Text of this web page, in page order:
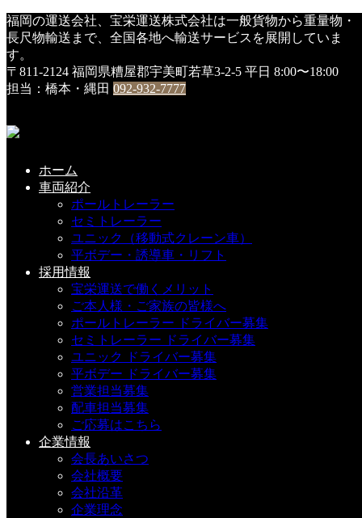
福岡の運送会社、宝栄運送株式会社は一般貨物から重量物・
長尺物輸送まで、全国各地へ輸送サービスを展開していま
す。
〒811-2124 福岡県糟屋郡宇美町若草3-2-5 平日 8:00〜18:00
担当：橋本・縄田 092-932-7777
ホーム
車両紹介
ポールトレーラー
セミトレーラー
ユニック（移動式クレーン車）
平ボデー・誘導車・リフト
採用情報
宝栄運送で働くメリット
ご本人様・ご家族の皆様へ
ポールトレーラー ドライバー募集
セミトレーラー ドライバー募集
ユニック ドライバー募集
平ボデー ドライバー募集
営業担当募集
配車担当募集
ご応募はこちら
企業情報
会長あいさつ
会社概要
会社沿革
企業理念
HOME
スタッフ
新しい命③
2020年5月14日
と可愛い鳴き声が。
再び体を捻って、スマホを構えてキャビン奥へ・・・
可愛いヒナたちが親鳥の帰りを待って、大合唱していまし
社長始め社員一同、無事に孵化した事を喜んでいます（ほっ
こり ＾＾ｖｖ）
スタッフ
新しい命②
新しい命・・・その後